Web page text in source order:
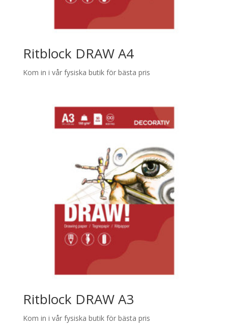
Ritblock DRAW A4
Kom in i vår fysiska butik för bästa pris
Ritblock DRAW A3
Kom in i vår fysiska butik för bästa pris